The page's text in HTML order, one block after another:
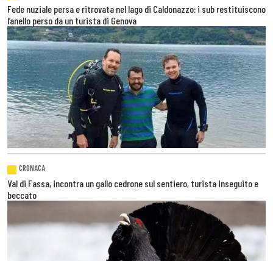
Fede nuziale persa e ritrovata nel lago di Caldonazzo: i sub restituiscono
l’anello perso da un turista di Genova
CRONACA
Val di Fassa, incontra un gallo cedrone sul sentiero, turista inseguito e
beccato